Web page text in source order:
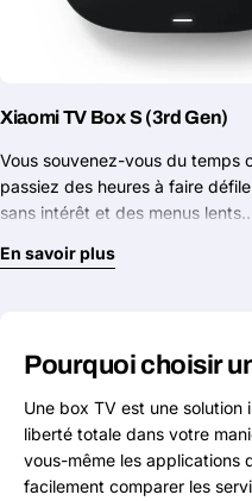
Xiaomi TV Box S (3rd Gen)
Vous souvenez-vous du temps
passiez des heures à faire
sans intérêt et des menus
En savoir plus
Pourquoi choisir
Une box TV est une solution
liberté totale dans votre
vous-même les applications
facilement comparer les